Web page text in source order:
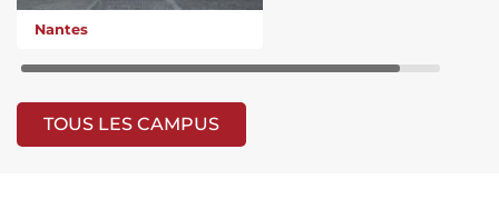
Nantes
TOUS LES CAMPUS